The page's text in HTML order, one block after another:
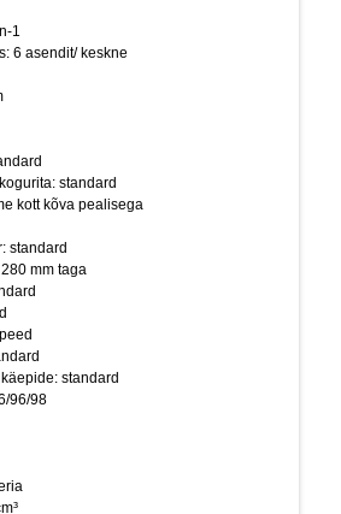
koguja, multšikate, küljelevaalutamine,
tahavaalutamine ilma kogurita
klassikalise niidukimudeli juures leitav
ja nutikalt toimiv käepidemesüsteem
just teile sobival kiirusel. Haara vaid
ja vaata kui lihtne ning mugav
olla. Niiduk järgib täpselt sinu kiirust.
suured tagarattad ning kõva kattega,
omav kogumiskott.
1
6 asendit/ keskne
standard
kott kõva pealisega
standard
mm taga
standard
96/98